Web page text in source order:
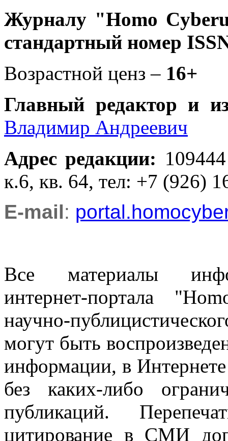
Журналу "Homo
стандартный номер
Возрастной ценз – 16+
Главный редактор и
Владимир Андреевич
Адрес редакции:
к.6, кв. 64, тел: +7 (926)
E-mail:
Все материалы
интернет-портала
научно-
могут быть
информации, в
без каких-либо
публикаций.
цитирование в СМИ